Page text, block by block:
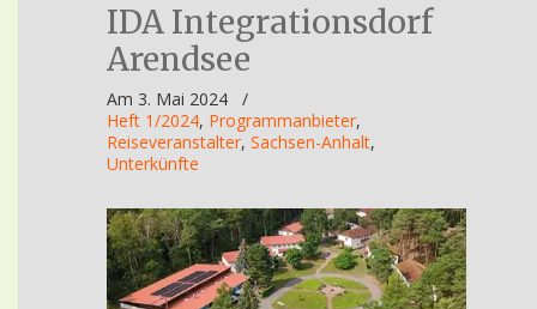
IDA Integrationsdorf
Arendsee
Am 3. Mai 2024
/
Heft 1/2024, Programmanbieter,
Reiseveranstalter, Sachsen-Anhalt,
Unterkünfte